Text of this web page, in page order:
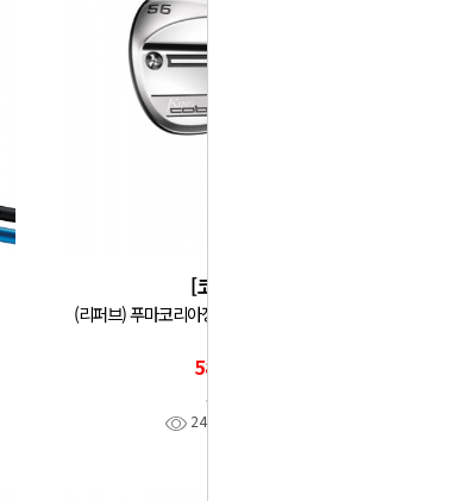
[코브라]
(리퍼브) 푸마코리아정품 코브라 KING SB 웨지
58,990
코브라
248